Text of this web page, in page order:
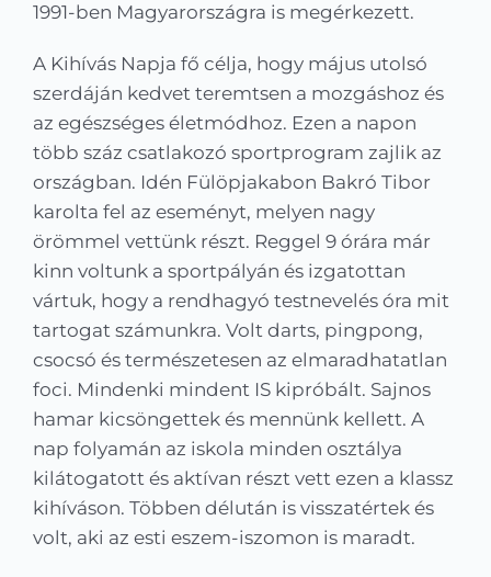
1991-ben Magyarországra is megérkezett.
A Kihívás Napja fő célja, hogy május utolsó
szerdáján kedvet teremtsen a mozgáshoz és
az egészséges életmódhoz. Ezen a napon
több száz csatlakozó sportprogram zajlik az
országban. Idén Fülöpjakabon Bakró Tibor
karolta fel az eseményt, melyen nagy
örömmel vettünk részt. Reggel 9 órára már
kinn voltunk a sportpályán és izgatottan
vártuk, hogy a rendhagyó testnevelés óra mit
tartogat számunkra. Volt darts, pingpong,
csocsó és természetesen az elmaradhatatlan
foci. Mindenki mindent IS kipróbált. Sajnos
hamar kicsöngettek és mennünk kellett. A
nap folyamán az iskola minden osztálya
kilátogatott és aktívan részt vett ezen a klassz
kihíváson. Többen délután is visszatértek és
volt, aki az esti eszem-iszomon is maradt.